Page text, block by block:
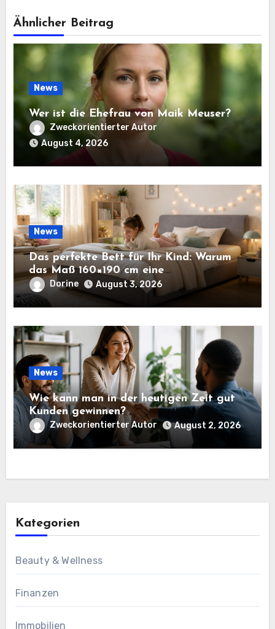
Ähnlicher Beitrag
News
Wer ist die Ehefrau von Maik Meuser?
Zweckorientierter Autor
August 4, 2026
News
Das perfekte Bett für Ihr Kind: Warum
das Maß 160×190 cm eine
ausgezeichnete Wahl ist
Dorine August 3, 2026
News
Wie kann man in der heutigen Zeit gut
Kunden gewinnen?
Zweckorientierter Autor August 2, 2026
Kategorien
Beauty & Wellness
Finanzen
Immobilien